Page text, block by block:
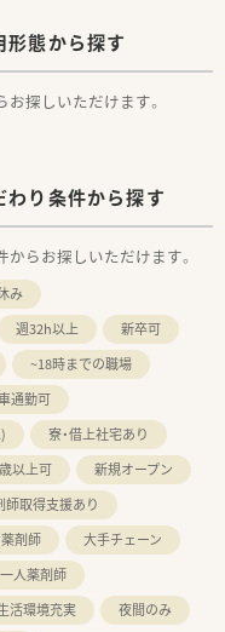
態から探す
探しいただけます。
り条件から探す
らお探しいただけます。
み
週32h以上
新卒可
~18時までの職場
通勤可
寮・借上社宅あり
以上可
新規オープン
師取得支援あり
剤師
大手チェーン
一人薬剤師
活環境充実
夜間のみ